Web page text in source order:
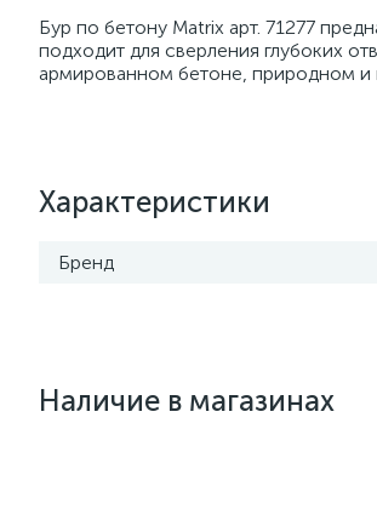
Бур по бетону Matrix арт. 71277
подходит для сверления глубоких
армированном бетоне, природном и
Характеристики
Бренд
Наличие в магазинах